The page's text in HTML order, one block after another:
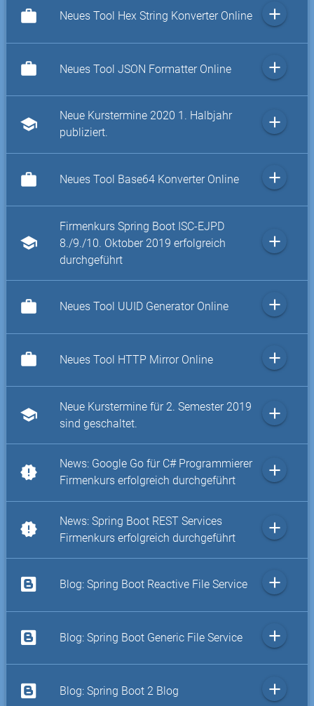
work Neues Tool Hex String Konverter Online add
work Neues Tool JSON Formatter Online add
school
Neue Kurstermine 2020 1. Halbjahr
publiziert.
add
work Neues Tool Base64 Konverter Online add
school
Firmenkurs Spring Boot ISC-EJPD
8./9./10. Oktober 2019 erfolgreich
durchgeführt
add
work Neues Tool UUID Generator Online add
work Neues Tool HTTP Mirror Online add
school
Neue Kurstermine für 2. Semester 2019
sind geschaltet.
add
new_releases
News: Google Go für C# Programmierer
Firmenkurs erfolgreich durchgeführt
add
new_releases
News: Spring Boot REST Services
Firmenkurs erfolgreich durchgeführt
add
Blog: Spring Boot Reactive File Service add
Blog: Spring Boot Generic File Service add
Blog: Spring Boot 2 Blog add